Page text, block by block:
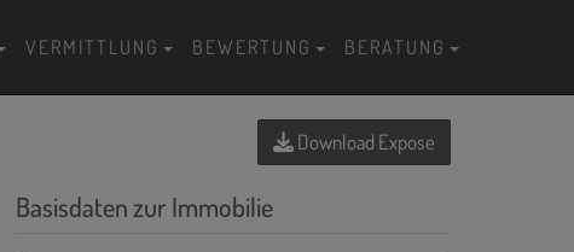
VERMITTLUNG BEWERTUNG BERATUNG
Download Expose
Basisdaten zur Immobilie